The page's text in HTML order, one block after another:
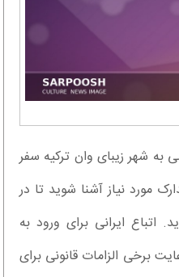
شهر زیبای وان ترکیه سفر
مورد نیاز آشنا شوید تا در
اتباع ایرانی برای ورود به
برخی الزامات قانونی برای